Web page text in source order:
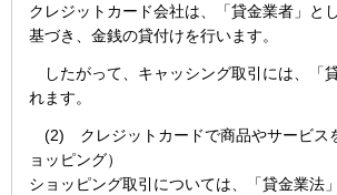
クレジットカード会社は、「貸金業者」と
基づき、金銭の貸付けを行います。
したがって、キャッシング取引には、「
れます。
(2) クレジットカードで商品やサービス
ョッピング）
ショッピング取引については、「貸金業法